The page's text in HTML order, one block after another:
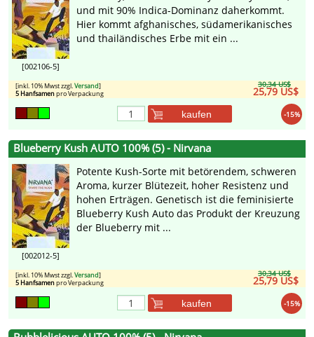
[002106-5]
und mit 90% Indica-Dominanz daherkommt.
Hier kommt afghanisches, südamerikanisches
und thailändisches Erbe mit ein ...
30,34 US$
25,79 US$
[inkl. 10% Mwst zzgl.Versand]
5 Hanfsamenpro Verpackung
-15%
kaufen
Blueberry Kush AUTO 100% (5) - Nirvana
[002012-5]
Potente Kush-Sorte mit betörendem, schweren
Aroma, kurzer Blütezeit, hoher Resistenz und
hohen Erträgen. Genetisch ist die feminisierte
Blueberry Kush Auto das Produkt der Kreuzung
der Blueberry mit ...
30,34 US$
25,79 US$
[inkl. 10% Mwst zzgl.Versand]
5 Hanfsamenpro Verpackung
-15%
kaufen